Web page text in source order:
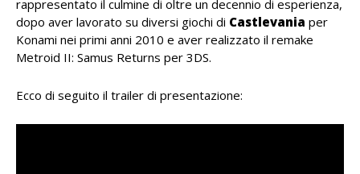
rappresentato il culmine di oltre un decennio di esperienza,
dopo aver lavorato su diversi giochi di Castlevania per
Konami nei primi anni 2010 e aver realizzato il remake
Metroid II: Samus Returns per 3DS.
Ecco di seguito il trailer di presentazione: